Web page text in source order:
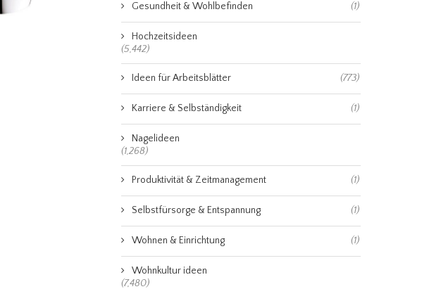
Gesundheit & Wohlbefinden (1)
Hochzeitsideen
(5,442)
Ideen für Arbeitsblätter (773)
Karriere & Selbständigkeit (1)
Nagelideen
(1,268)
Produktivität & Zeitmanagement (1)
Selbstfürsorge & Entspannung (1)
Wohnen & Einrichtung (1)
Wohnkultur ideen
(7,480)